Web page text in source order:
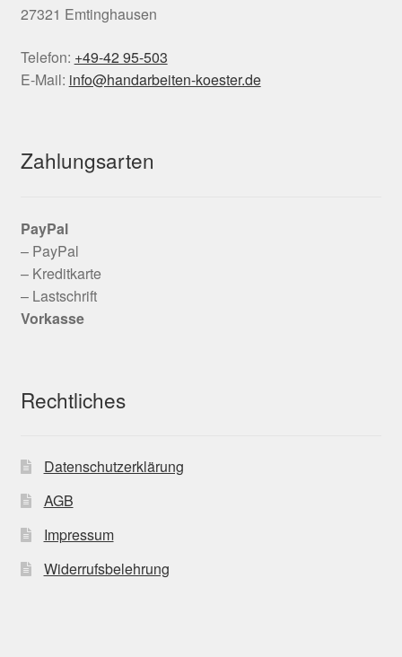
27321 Emtinghausen
Telefon: +49-42 95-503
E-Mail: info@handarbeiten-koester.de
Zahlungsarten
PayPal
– PayPal
– Kreditkarte
– Lastschrift
Vorkasse
Rechtliches
Datenschutzerklärung
AGB
Impressum
Widerrufsbelehrung